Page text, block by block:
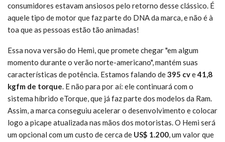
consumidores estavam ansiosos pelo retorno desse clássico. É
aquele tipo de motor que faz parte do DNA da marca, e não é à
toa que as pessoas estão tão animadas!
Essa nova versão do Hemi, que promete chegar "em algum
momento durante o verão norte-americano", mantém suas
características de potência. Estamos falando de395 cve41,8
kgfm de torque. E não para por aí: ele continuará com o
sistema híbrido eTorque, que já faz parte dos modelos da Ram.
Assim, a marca conseguiu acelerar o desenvolvimento e colocar
logo a picape atualizada nas mãos dos motoristas. O Hemi será
um opcional com um custo de cerca de US$ 1.200, um valor que